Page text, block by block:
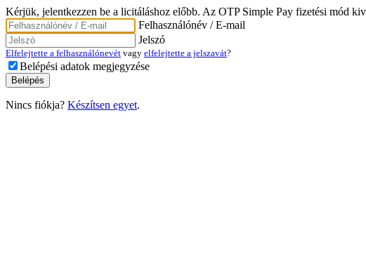
Kérjük, jelentkezzen be a licitáláshoz előbb. Az OTP Simple Pay fizetési mód
Felhasználónév / E-mail
Jelszó
Elfelejtette a felhasználónevét vagy elfelejtette a jelszavát?
Belépési adatok megjegyzése
Nincs fiókja? Készítsen egyet.